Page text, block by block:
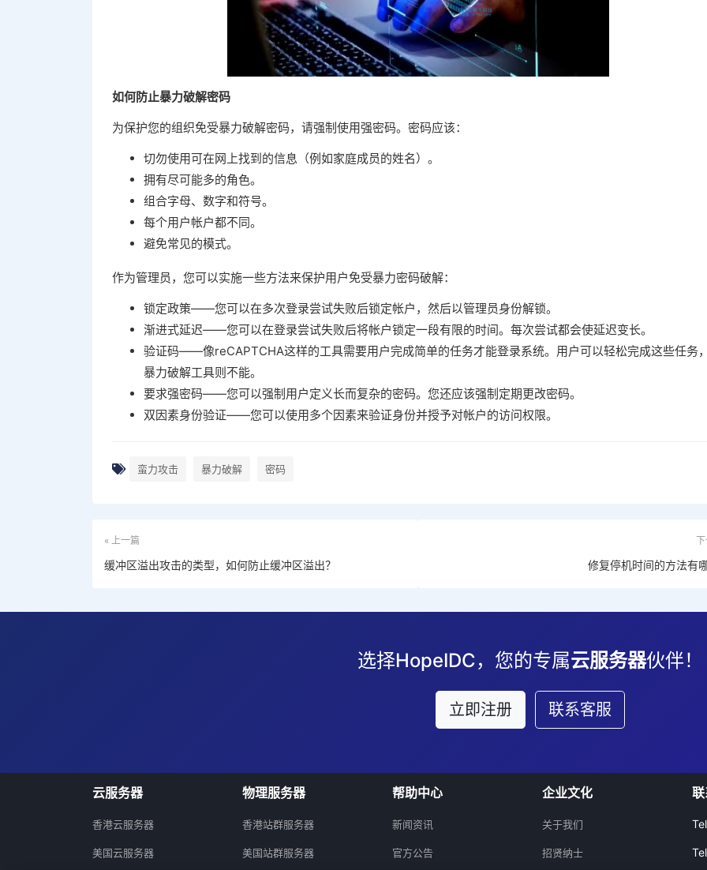
如何防止暴力破解密码
为保护您的组织免受暴力破解密码，请强制使用强密码。密码应该：
切勿使用可在网上找到的信息（例如家庭成员的姓名）。
拥有尽可能多的角色。
组合字母、数字和符号。
每个用户帐户都不同。
避免常见的模式。
作为管理员，您可以实施一些方法来保护用户免受暴力密码破解：
锁定政策——您可以在多次登录尝试失败后锁定帐户，然后以管理员身份解锁。
渐进式延迟——您可以在登录尝试失败后将帐户锁定一段有限的时间。每次尝试都会使延迟变长。
验证码——像reCAPTCHA这样的工具需要用户完成简单的任务才能登录系统。用户可以轻松完成这些任务
暴力破解工具则不能。
要求强密码——您可以强制用户定义长而复杂的密码。您还应该强制定期更改密码。
双因素身份验证——您可以使用多个因素来验证身份并授予对帐户的访问权限。
蛮力攻击 暴力破解 密码
« 上一篇
缓冲区溢出攻击的类型，如何防止缓冲区溢出？ 修复停机时间的方法有
选择HopeIDC，您的专属云服务器伙伴！
立即注册 联系客服
云服务器
香港云服务器
美国云服务器
物理服务器
香港站群服务器
美国站群服务器
帮助中心
新闻资讯
官方公告
企业文化
关于我们
招贤纳士